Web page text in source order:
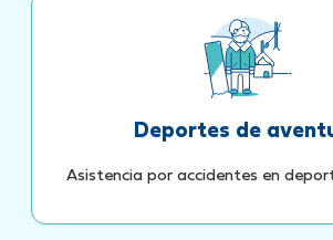
Deportes de
Asistencia por accidentes en